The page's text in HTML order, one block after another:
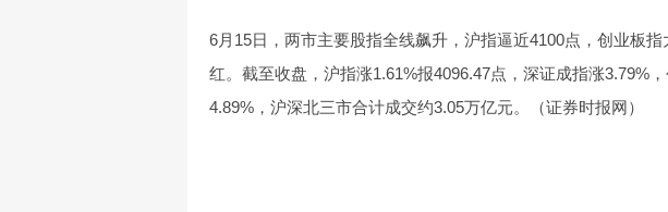
6月15日，两市主要股指全线飙升，沪指逼近4100点，创业板
红。截至收盘，沪指涨1.61%报4096.47点，深证成指涨3.79%
4.89%，沪深北三市合计成交约3.05万亿元。（证券时报网）